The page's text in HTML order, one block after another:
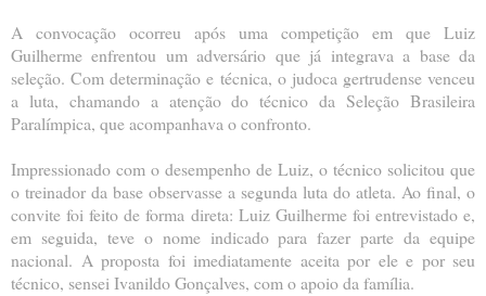
A convocação ocorreu após uma competição em que Luiz
Guilherme enfrentou um adversário que já integrava a base da
seleção. Com determinação e técnica, o judoca gertrudense venceu
a luta, chamando a atenção do técnico da Seleção Brasileira
Paralímpica, que acompanhava o confronto.
Impressionado com o desempenho de Luiz, o técnico solicitou que
o treinador da base observasse a segunda luta do atleta. Ao final, o
convite foi feito de forma direta: Luiz Guilherme foi entrevistado e,
em seguida, teve o nome indicado para fazer parte da equipe
nacional. A proposta foi imediatamente aceita por ele e por seu
técnico, sensei Ivanildo Gonçalves, com o apoio da família.